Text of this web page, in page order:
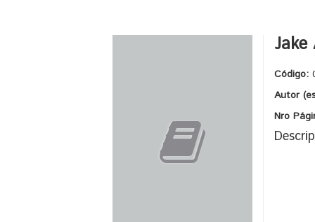
Jake
Código:
Autor
Nro